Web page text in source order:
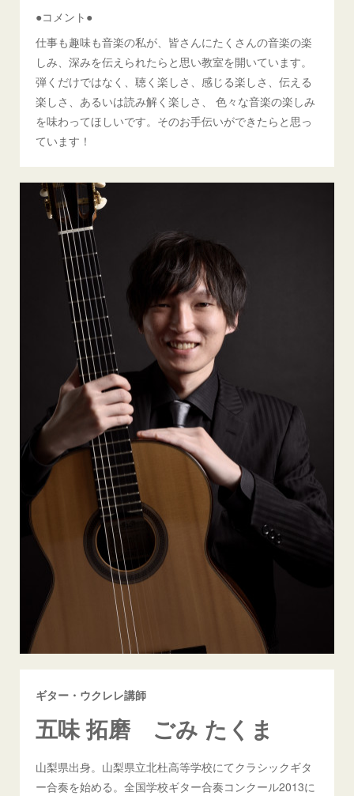
●コメント●
仕事も趣味も音楽の私が、皆さんにたくさんの音楽の楽
しみ、深みを伝えられたらと思い教室を開いています。
弾くだけではなく、聴く楽しさ、感じる楽しさ、伝える
楽しさ、あるいは読み解く楽しさ、 色々な音楽の楽しみ
を味わってほしいです。そのお手伝いができたらと思っ
ています！
ギター・ウクレレ講師
五味 拓磨 ごみ たくま
山梨県出身。山梨県立北杜高等学校にてクラシックギタ
ー合奏を始める。全国学校ギター合奏コンクール2013に